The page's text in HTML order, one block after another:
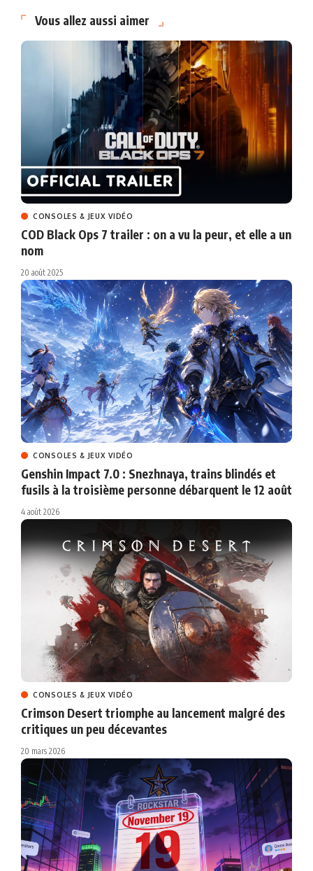
Vous allez aussi aimer
CONSOLES & JEUX VIDÉO
COD Black Ops 7 trailer : on a vu la peur, et elle a un
nom
20 août 2025
CONSOLES & JEUX VIDÉO
Genshin Impact 7.0 : Snezhnaya, trains blindés et
fusils à la troisième personne débarquent le 12 août
4 août 2026
CONSOLES & JEUX VIDÉO
Crimson Desert triomphe au lancement malgré des
critiques un peu décevantes
20 mars 2026